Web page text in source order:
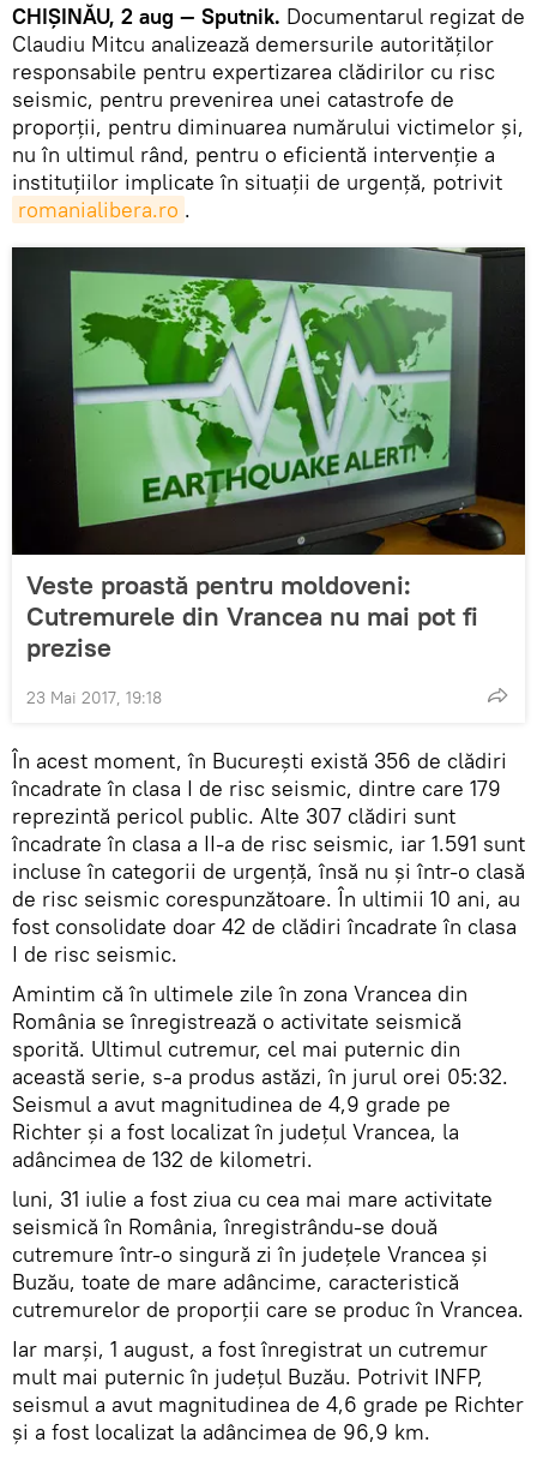
CHIȘINĂU, 2 aug — Sputnik. Documentarul regizat de
Claudiu Mitcu analizează demersurile autorităților
responsabile pentru expertizarea clădirilor cu risc
seismic, pentru prevenirea unei catastrofe de
proporții, pentru diminuarea numărului victimelor și,
nu în ultimul rând, pentru o eficientă intervenție a
instituțiilor implicate în situații de urgență, potrivit
romanialibera.ro .
Veste proastă pentru moldoveni:
Cutremurele din Vrancea nu mai pot fi
prezise
23 Mai 2017, 19:18
În acest moment, în București există 356 de clădiri
încadrate în clasa I de risc seismic, dintre care 179
reprezintă pericol public. Alte 307 clădiri sunt
încadrate în clasa a II-a de risc seismic, iar 1.591 sunt
incluse în categorii de urgență, însă nu și într-o clasă
de risc seismic corespunzătoare. În ultimii 10 ani, au
fost consolidate doar 42 de clădiri încadrate în clasa
I de risc seismic.
Amintim că în ultimele zile în zona Vrancea din
România se înregistrează o activitate seismică
sporită. Ultimul cutremur, cel mai puternic din
această serie, s-a produs astăzi, în jurul orei 05:32.
Seismul a avut magnitudinea de 4,9 grade pe
Richter și a fost localizat în județul Vrancea, la
adâncimea de 132 de kilometri.
luni, 31 iulie a fost ziua cu cea mai mare activitate
seismică în România, înregistrându-se două
cutremure într-o singură zi în judeţele Vrancea şi
Buzău, toate de mare adâncime, caracteristică
cutremurelor de proporții care se produc în Vrancea.
Iar marşi, 1 august, a fost înregistrat un cutremur
mult mai puternic în județul Buzău. Potrivit INFP,
seismul a avut magnitudinea de 4,6 grade pe Richter
și a fost localizat la adâncimea de 96,9 km.